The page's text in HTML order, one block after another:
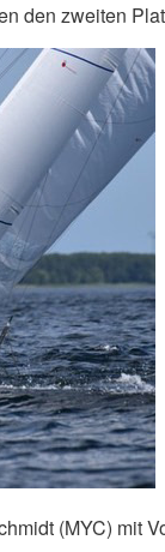
den zweiten
(MYC) mit